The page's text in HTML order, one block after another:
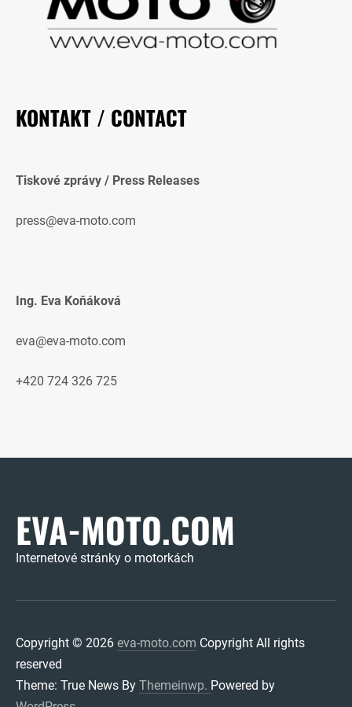
KONTAKT / CONTACT
Tiskové zprávy / Press Releases
press@eva-moto.com
Ing. Eva Koňáková
eva@eva-moto.com
+420 724 326 725
EVA-MOTO.COM
Internetové stránky o motorkách
Copyright © 2026 eva-moto.com Copyright All rights
reserved
Theme: True News By Themeinwp. Powered by